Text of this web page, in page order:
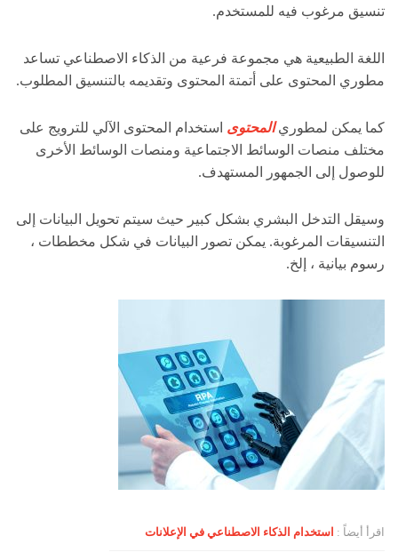
تنسيق مرغوب فيه للمستخدم.
اللغة الطبيعية هي مجموعة فرعية من الذكاء الاصطناعي تساعد
مطوري المحتوى على أتمتة المحتوى وتقديمه بالتنسيق المطلوب.
كما يمكن لمطوريالمحتوى استخدام المحتوى الآلي للترويج على
مختلف منصات الوسائط الاجتماعية ومنصات الوسائط الأخرى
للوصول إلى الجمهور المستهدف.
وسيقل التدخل البشري بشكل كبير حيث سيتم تحويل البيانات إلى
التنسيقات المرغوبة. يمكن تصور البيانات في شكل مخططات ،
رسوم بيانية ، إلخ.
اقرأ أيضاً : استخدام الذكاء الاصطناعي في الإعلانات